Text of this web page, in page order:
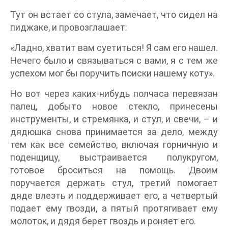
Тут он встает со стула, замечает, что сидел на
пиджаке, и провозглашает:
«Ладно, хватит вам суетиться! Я сам его нашел.
Нечего было и связываться с вами, я с тем же
успехом мог бы поручить поиски нашему коту».
Но вот через каких-нибудь полчаса перевязан
палец, добыто новое стекло, принесены
инструменты, и стремянка, и стул, и свечи, – и
дядюшка снова принимается за дело, между
тем как все семейство, включая горничную и
поденщицу, выстраивается полукругом,
готовое броситься на помощь. Двоим
поручается держать стул, третий помогает
дяде влезть и поддерживает его, а четвертый
подает ему гвозди, а пятый протягивает ему
молоток, и дядя берет гвоздь и роняет его.